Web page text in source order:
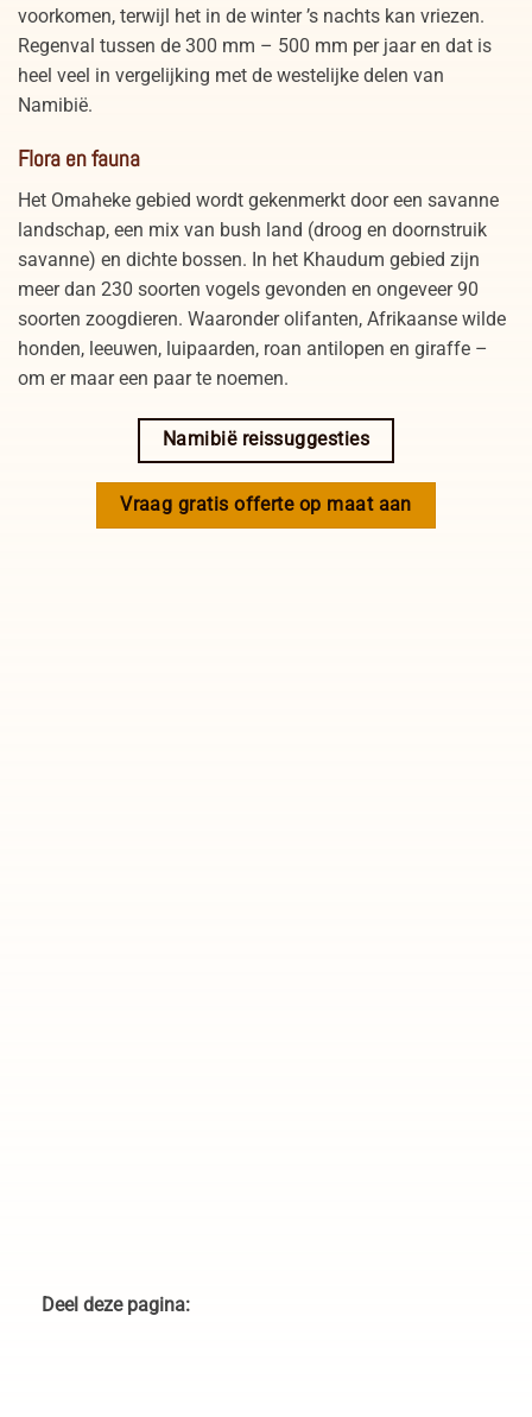
voorkomen, terwijl het in de winter ’s nachts kan vriezen.
Regenval tussen de 300 mm – 500 mm per jaar en dat is
heel veel in vergelijking met de westelijke delen van
Namibië.
Flora en fauna
Het Omaheke gebied wordt gekenmerkt door een savanne
landschap, een mix van bush land (droog en doornstruik
savanne) en dichte bossen. In het Khaudum gebied zijn
meer dan 230 soorten vogels gevonden en ongeveer 90
soorten zoogdieren. Waaronder olifanten, Afrikaanse wilde
honden, leeuwen, luipaarden, roan antilopen en giraffe –
om er maar een paar te noemen.
Namibië reissuggesties
Vraag gratis offerte op maat aan
Deel deze pagina: